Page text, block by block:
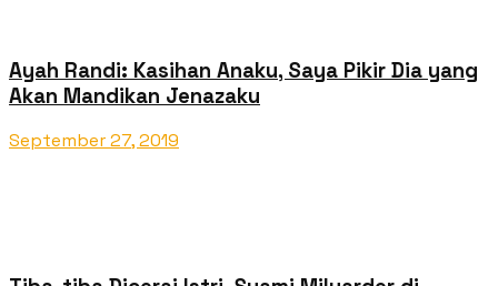
Ayah Randi: Kasihan Anaku, Saya Pikir Dia yang
Akan Mandikan Jenazaku
September 27, 2019